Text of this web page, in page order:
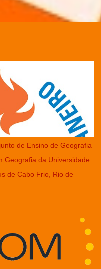
de Ensino de Geografia
Geografia da Universidade
de Cabo Frio, Rio de